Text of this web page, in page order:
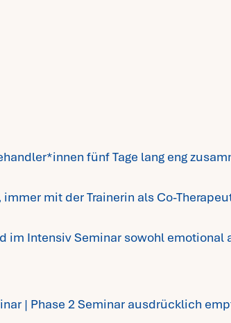
fünf Tage lang eng
mit der Trainerin als Co-
im Intensiv Seminar sowohl
| Phase 2 Seminar ausdrücklich